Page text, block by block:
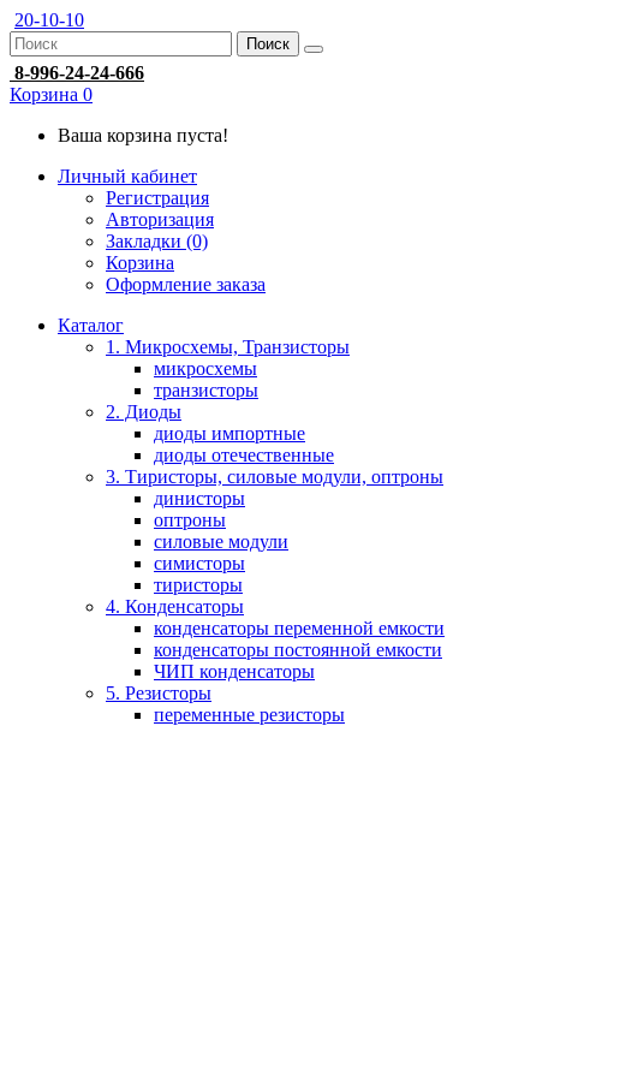
20-10-10
Поиск
8-996-24-24-666
Корзина 0
Ваша корзина пуста!
Личный кабинет
Регистрация
Авторизация
Закладки (0)
Корзина
Оформление заказа
Каталог
1. Микросхемы, Транзисторы
микросхемы
транзисторы
2. Диоды
диоды импортные
диоды отечественные
3. Тиристоры, силовые модули, оптроны
динисторы
оптроны
силовые модули
симисторы
тиристоры
4. Конденсаторы
конденсаторы переменной емкости
конденсаторы постоянной емкости
ЧИП конденсаторы
5. Резисторы
переменные резисторы